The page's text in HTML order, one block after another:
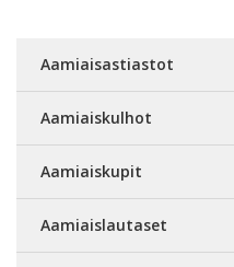
Aamiaisastiastot
Aamiaiskulhot
Aamiaiskupit
Aamiaislautaset